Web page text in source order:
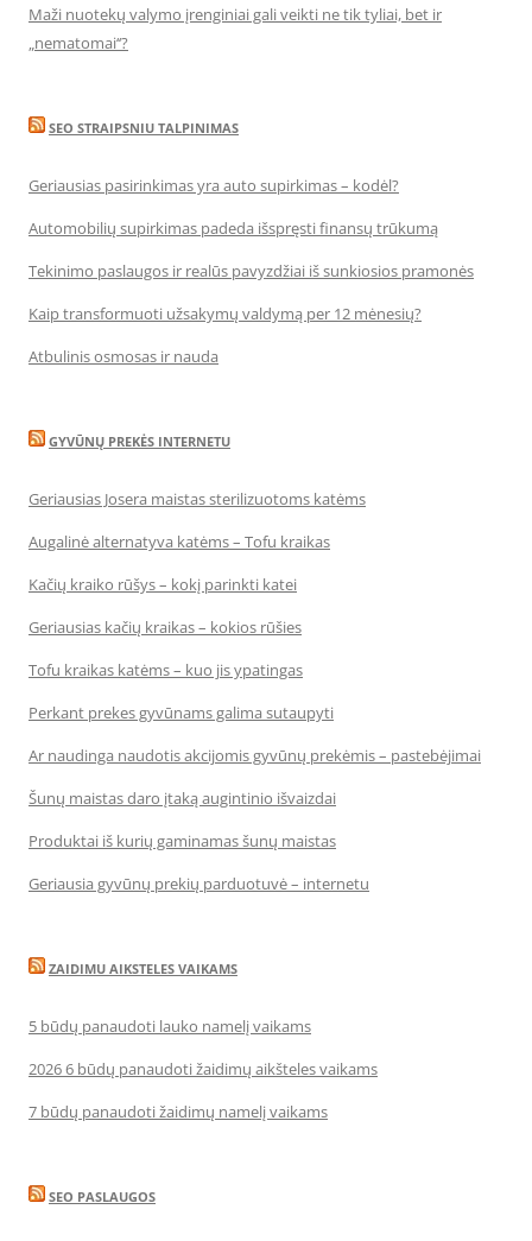
Maži nuotekų valymo įrenginiai gali veikti ne tik tyliai, bet ir
„nematomai‘‘?
SEO STRAIPSNIU TALPINIMAS
Geriausias pasirinkimas yra auto supirkimas – kodėl?
Automobilių supirkimas padeda išspręsti finansų trūkumą
Tekinimo paslaugos ir realūs pavyzdžiai iš sunkiosios pramonės
Kaip transformuoti užsakymų valdymą per 12 mėnesių?
Atbulinis osmosas ir nauda
GYVŪNŲ PREKĖS INTERNETU
Geriausias Josera maistas sterilizuotoms katėms
Augalinė alternatyva katėms – Tofu kraikas
Kačių kraiko rūšys – kokį parinkti katei
Geriausias kačių kraikas – kokios rūšies
Tofu kraikas katėms – kuo jis ypatingas
Perkant prekes gyvūnams galima sutaupyti
Ar naudinga naudotis akcijomis gyvūnų prekėmis – pastebėjimai
Šunų maistas daro įtaką augintinio išvaizdai
Produktai iš kurių gaminamas šunų maistas
Geriausia gyvūnų prekių parduotuvė – internetu
ZAIDIMU AIKSTELES VAIKAMS
5 būdų panaudoti lauko namelį vaikams
2026 6 būdų panaudoti žaidimų aikšteles vaikams
7 būdų panaudoti žaidimų namelį vaikams
SEO PASLAUGOS